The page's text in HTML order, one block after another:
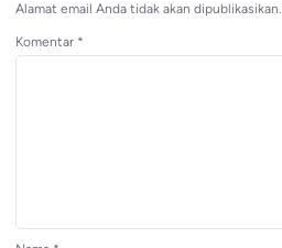
Alamat email Anda tidak akan dipublikasikan.
Komentar *